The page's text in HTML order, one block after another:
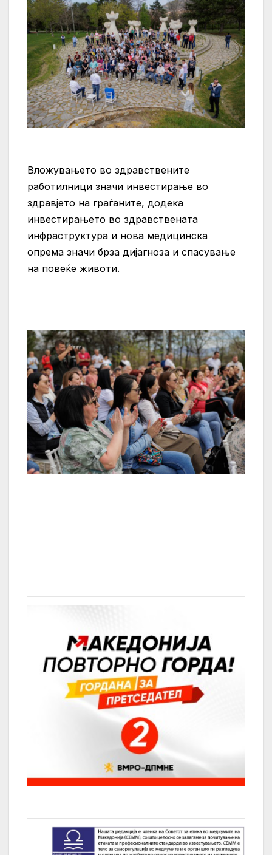
Вложувањето во здравствените
работилници значи инвестирање во
здравјето на граѓаните, додека
инвестирањето во здравствената
инфраструктура и нова медицинска
опрема значи брза дијагноза и спасување
на повеќе животи.